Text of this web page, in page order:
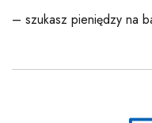
– szukasz pieniędzy na